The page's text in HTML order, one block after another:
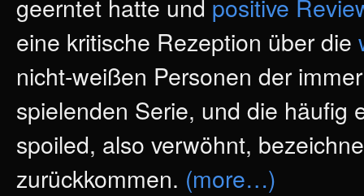
geerntet hatte und positive
eine kritische Rezeption über die
nicht-weißen Personen der
spielenden Serie, und die häufig
spoiled, also verwöhnt,
zurückkommen. (more…)